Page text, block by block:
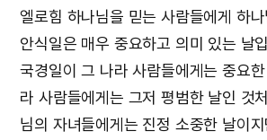
엘로힘 하나님을 믿는 사람들에게 하
안식일은 매우 중요하고 의미 있는 날
국경일이 그 나라 사람들에게는 중요
라 사람들에게는 그저 평범한 날인 것
님의 자녀들에게는 진정 소중한 날이